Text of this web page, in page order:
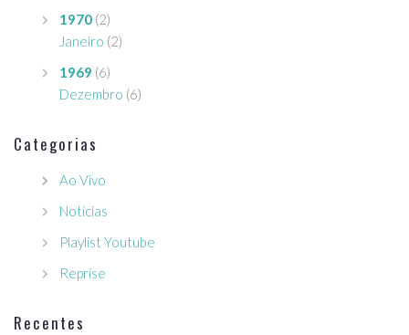
1970 (2)
Janeiro (2)
1969 (6)
Dezembro (6)
Categorias
Ao Vivo
Notícias
Playlist Youtube
Reprise
Recentes